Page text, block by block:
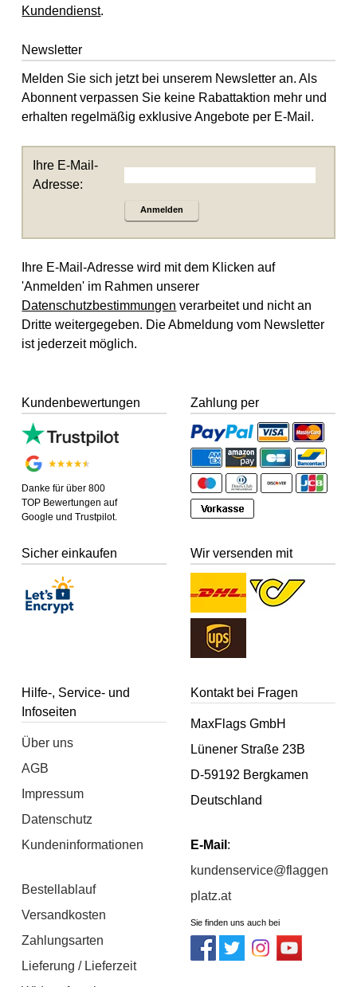
Kundendienst.
Newsletter
Melden Sie sich jetzt bei unserem Newsletter an. Als
Abonnent verpassen Sie keine Rabattaktion mehr und
erhalten regelmäßig exklusive Angebote per E-Mail.
Ihre E-Mail-
Adresse:
Anmelden
Ihre E-Mail-Adresse wird mit dem Klicken auf
'Anmelden' im Rahmen unserer
Datenschutzbestimmungen verarbeitet und nicht an
Dritte weitergegeben. Die Abmeldung vom Newsletter
ist jederzeit möglich.
Kundenbewertungen
Danke für über 800
TOP Bewertungen auf
Google und Trustpilot.
Zahlung per
Sicher einkaufen Wir versenden mit
Hilfe-, Service- und
Infoseiten
Über uns
AGB
Impressum
Datenschutz
Kundeninformationen
Bestellablauf
Versandkosten
Zahlungsarten
Lieferung / Lieferzeit
Kontakt bei Fragen
MaxFlags GmbH
Lünener Straße 23B
D-59192 Bergkamen
Deutschland
E-Mail :
kundenservice@flaggen
platz.at
Sie finden uns auch bei